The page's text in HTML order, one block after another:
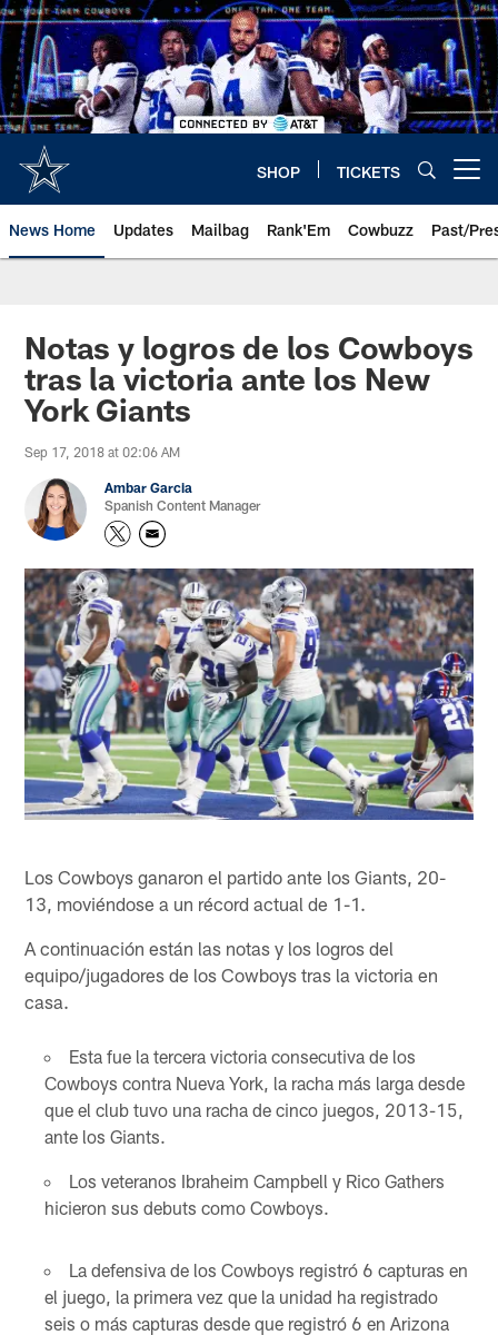
Skip
to
main
content
SHOP TICKETS
News Home Updates Mailbag Rank'Em Cowbuzz Past/
Notas y logros de los Cowboys
tras la victoria ante los New
York Giants
Sep 17, 2018 at 02:06 AM
Ambar Garcia
Spanish Content Manager
Los Cowboys ganaron el partido ante los Giants, 20-
13, moviéndose a un récord actual de 1-1.
A continuación están las notas y los logros del
equipo/jugadores de los Cowboys tras la victoria en
casa.
Esta fue la tercera victoria consecutiva de los
Cowboys contra Nueva York, la racha más larga desde
que el club tuvo una racha de cinco juegos, 2013-15,
ante los Giants.
Los veteranos Ibraheim Campbell y Rico Gathers
hicieron sus debuts como Cowboys.
La defensiva de los Cowboys registró 6 capturas en
el juego, la primera vez que la unidad ha registrado
seis o más capturas desde que registró 6 en Arizona